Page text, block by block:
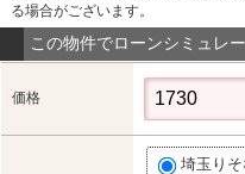
る場合がございます。
この物件でローンシミュレ
価格
埼玉り